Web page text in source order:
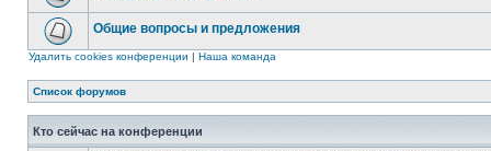
Общие вопросы и предложения
Удалить cookies конференции | Наша команда
Список форумов
Кто сейчас на конференции